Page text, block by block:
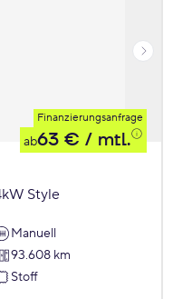
Finanzierungsanfrage
ab63 € / mtl.
Style
Manuell
93.608 km
Stoff